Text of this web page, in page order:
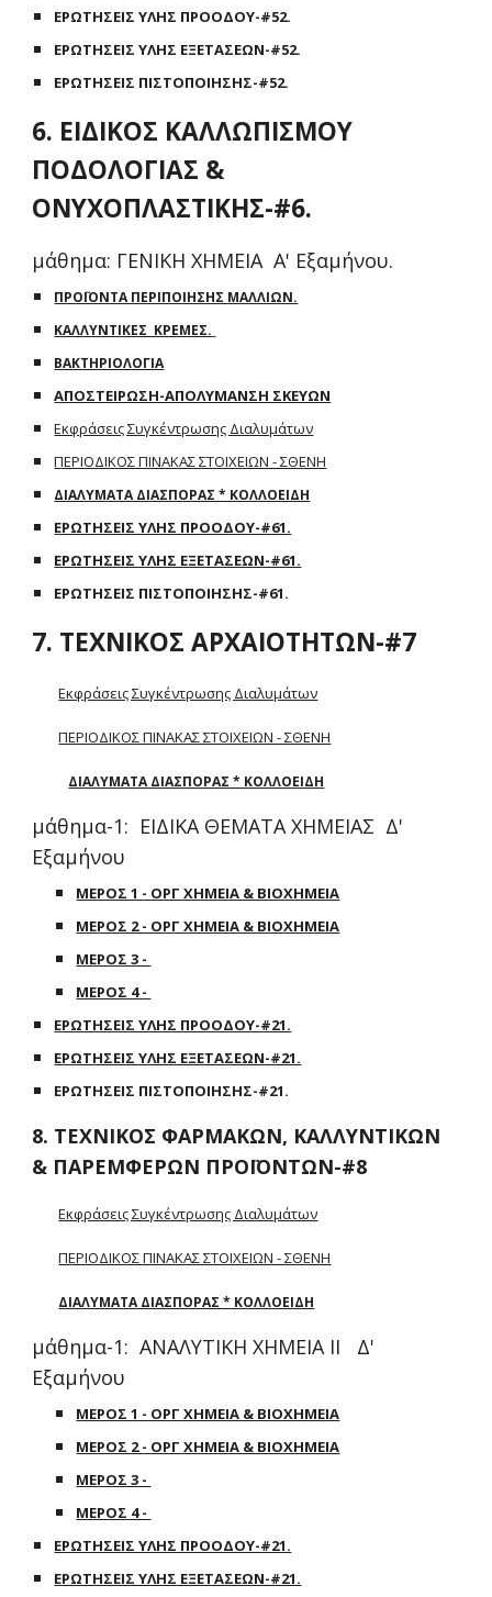
ΕΡΩΤΗΣΕΙΣ ΥΛΗΣ ΠΡΟΟΔΟΥ-#52.
ΕΡΩΤΗΣΕΙΣ ΥΛΗΣ ΕΞΕΤΑΣΕΩΝ-#52.
ΕΡΩΤΗΣΕΙΣ ΠΙΣΤΟΠΟΙΗΣΗΣ-#52.
6. ΕΙΔΙΚΟΣ ΚΑΛΛΩΠΙΣΜΟΥ
ΠΟΔΟΛΟΓΙΑΣ &
ΟΝΥΧΟΠΛΑΣΤΙΚΗΣ-#6.
μάθημα: ΓΕΝΙΚΗ ΧΗΜΕΙΑ A' Εξαμήνου.
ΠΡΟΪΟΝΤΑ ΠΕΡΙΠΟΙΗΣΗΣ ΜΑΛΛΙΩΝ.
ΚΑΛΛΥΝΤΙΚΕΣ ΚΡΕΜΕΣ.
ΒΑΚΤΗΡΙΟΛΟΓΙΑ
ΑΠΟΣΤΕΙΡΩΣΗ-ΑΠΟΛΥΜΑΝΣΗ ΣΚΕΥΩΝ
Εκφράσεις Συγκέντρωσης Διαλυμάτων
ΠΕΡΙΟΔΙΚΟΣ ΠΙΝΑΚΑΣ ΣΤΟΙΧΕΙΩΝ - ΣΘΕΝΗ
ΔΙΑΛΥΜΑΤΑ ΔΙΑΣΠΟΡΑΣ * ΚΟΛΛΟΕΙΔΗ
ΕΡΩΤΗΣΕΙΣ ΥΛΗΣ ΠΡΟΟΔΟΥ-#61.
ΕΡΩΤΗΣΕΙΣ ΥΛΗΣ ΕΞΕΤΑΣΕΩΝ-#61.
ΕΡΩΤΗΣΕΙΣ ΠΙΣΤΟΠΟΙΗΣΗΣ-#61.
7. ΤΕΧΝΙΚΟΣ ΑΡΧΑΙΟΤΗΤΩΝ-#7
Εκφράσεις Συγκέντρωσης Διαλυμάτων
ΠΕΡΙΟΔΙΚΟΣ ΠΙΝΑΚΑΣ ΣΤΟΙΧΕΙΩΝ - ΣΘΕΝΗ
ΔΙΑΛΥΜΑΤΑ ΔΙΑΣΠΟΡΑΣ * ΚΟΛΛΟΕΙΔΗ
μάθημα-1: ΕΙΔΙΚΑ ΘΕΜΑΤΑ ΧΗΜΕΙΑΣ Δ'
Εξαμήνου
ΜΕΡΟΣ 1 - ΟΡΓ ΧΗΜΕΙΑ & ΒΙΟΧΗΜΕΙΑ
ΜΕΡΟΣ 2 - ΟΡΓ ΧΗΜΕΙΑ & ΒΙΟΧΗΜΕΙΑ
ΜΕΡΟΣ 3 -
ΜΕΡΟΣ 4 -
ΕΡΩΤΗΣΕΙΣ ΥΛΗΣ ΠΡΟΟΔΟΥ-#21.
ΕΡΩΤΗΣΕΙΣ ΥΛΗΣ ΕΞΕΤΑΣΕΩΝ-#21.
ΕΡΩΤΗΣΕΙΣ ΠΙΣΤΟΠΟΙΗΣΗΣ-#21.
8. ΤΕΧΝΙΚΟΣ ΦΑΡΜΑΚΩΝ, ΚΑΛΛΥΝΤΙΚΩΝ
& ΠΑΡΕΜΦΕΡΩΝ ΠΡΟΪΟΝΤΩΝ-#8
Εκφράσεις Συγκέντρωσης Διαλυμάτων
ΠΕΡΙΟΔΙΚΟΣ ΠΙΝΑΚΑΣ ΣΤΟΙΧΕΙΩΝ - ΣΘΕΝΗ
ΔΙΑΛΥΜΑΤΑ ΔΙΑΣΠΟΡΑΣ * ΚΟΛΛΟΕΙΔΗ
μάθημα-1: ΑΝΑΛΥΤΙΚΗ ΧΗΜΕΙΑ ΙΙ Δ'
Εξαμήνου
ΜΕΡΟΣ 1 - ΟΡΓ ΧΗΜΕΙΑ & ΒΙΟΧΗΜΕΙΑ
ΜΕΡΟΣ 2 - ΟΡΓ ΧΗΜΕΙΑ & ΒΙΟΧΗΜΕΙΑ
ΜΕΡΟΣ 3 -
ΜΕΡΟΣ 4 -
ΕΡΩΤΗΣΕΙΣ ΥΛΗΣ ΠΡΟΟΔΟΥ-#21.
ΕΡΩΤΗΣΕΙΣ ΥΛΗΣ ΕΞΕΤΑΣΕΩΝ-#21.